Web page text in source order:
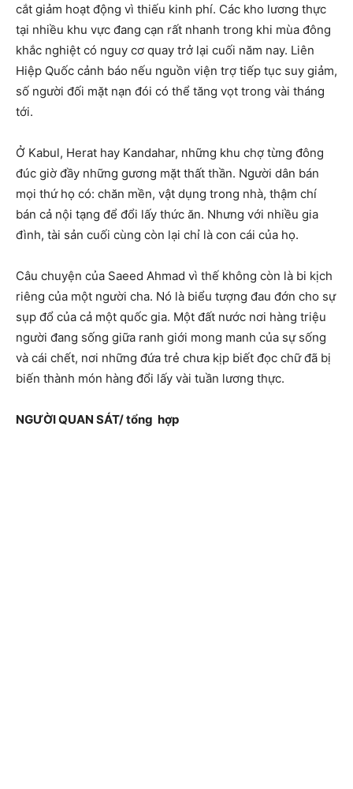
cắt giảm hoạt động vì thiếu kinh phí. Các kho lương thực
tại nhiều khu vực đang cạn rất nhanh trong khi mùa đông
khắc nghiệt có nguy cơ quay trở lại cuối năm nay. Liên
Hiệp Quốc cảnh báo nếu nguồn viện trợ tiếp tục suy giảm,
số người đối mặt nạn đói có thể tăng vọt trong vài tháng
tới.
Ở Kabul, Herat hay Kandahar, những khu chợ từng đông
đúc giờ đầy những gương mặt thất thần. Người dân bán
mọi thứ họ có: chăn mền, vật dụng trong nhà, thậm chí
bán cả nội tạng để đổi lấy thức ăn. Nhưng với nhiều gia
đình, tài sản cuối cùng còn lại chỉ là con cái của họ.
Câu chuyện của Saeed Ahmad vì thế không còn là bi kịch
riêng của một người cha. Nó là biểu tượng đau đớn cho sự
sụp đổ của cả một quốc gia. Một đất nước nơi hàng triệu
người đang sống giữa ranh giới mong manh của sự sống
và cái chết, nơi những đứa trẻ chưa kịp biết đọc chữ đã bị
biến thành món hàng đổi lấy vài tuần lương thực.
NGƯỜI QUAN SÁT/ tổng hợp